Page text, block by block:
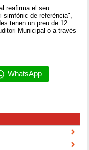
reafirma el seu
simfònic de referència",
tenen un preu de 12
Municipal o a través
WhatsApp